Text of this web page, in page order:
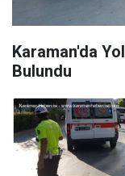
Karaman'da
Bulundu